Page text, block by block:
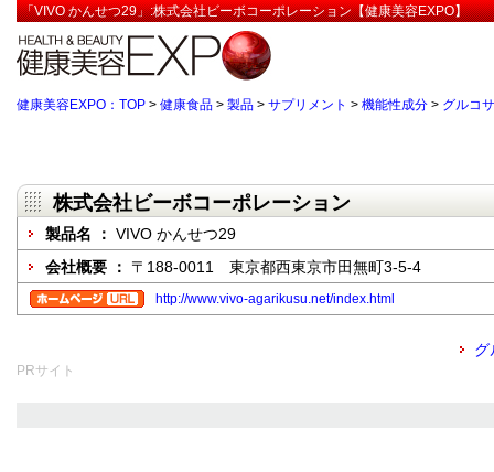
「VIVO かんせつ29」:株式会社ビーボコーポレーション【健康美容EXPO】
健康美容EXPO：TOP > 健康食品 > 製品 > サプリメント > 機能性成分 > グルコ
株式会社ビーボコーポレーション
製品名 ： VIVO かんせつ29
会社概要 ： 〒188-0011 東京都西東京市田無町3-5-4
http://www.vivo-agarikusu.net/index.html
グ
PRサイト